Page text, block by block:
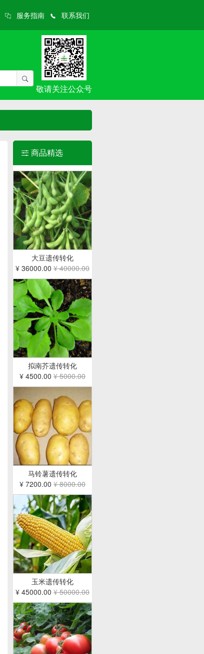
服务指南 联系我们
敬请关注公众号
商品精选
大豆遗传转化
¥ 36000.00 ¥ 40000.00
拟南芥遗传转化
¥ 4500.00 ¥ 5000.00
马铃薯遗传转化
¥ 7200.00 ¥ 8000.00
玉米遗传转化
¥ 45000.00 ¥ 50000.00